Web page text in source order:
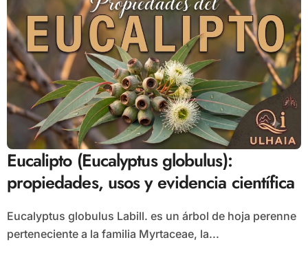
Eucalipto (Eucalyptus globulus):
propiedades, usos y evidencia científica
Eucalyptus globulus Labill. es un árbol de hoja perenne
perteneciente a la familia Myrtaceae, la...